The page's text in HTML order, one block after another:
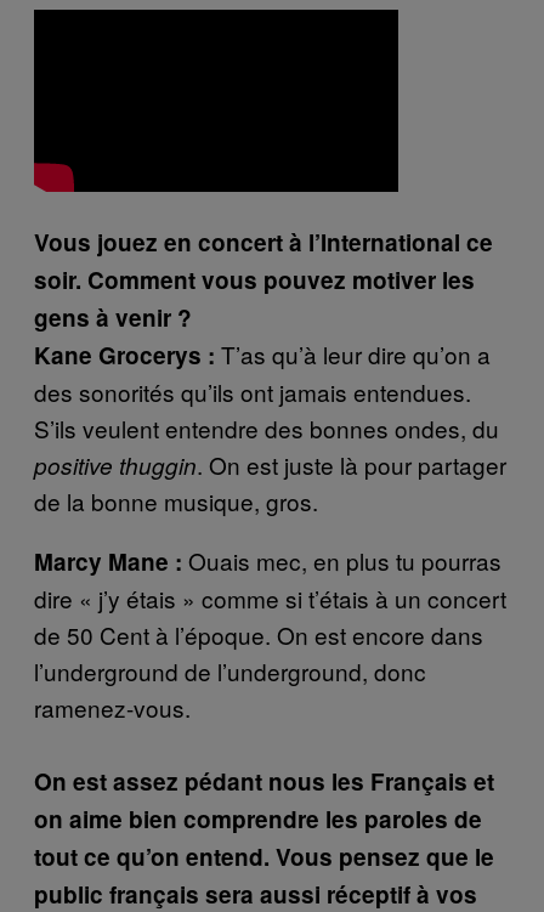
Vous jouez en concert à l’International ce
soir. Comment vous pouvez motiver les
gens à venir ?
Kane Grocerys : T’as qu’à leur dire qu’on a
des sonorités qu’ils ont jamais entendues.
S’ils veulent entendre des bonnes ondes, du
positive thuggin. On est juste là pour partager
de la bonne musique, gros.
Marcy Mane : Ouais mec, en plus tu pourras
dire « j’y étais » comme si t’étais à un concert
de 50 Cent à l’époque. On est encore dans
l’underground de l’underground, donc
ramenez-vous.
On est assez pédant nous les Français et
on aime bien comprendre les paroles de
tout ce qu’on entend. Vous pensez que le
public français sera aussi réceptif à vos